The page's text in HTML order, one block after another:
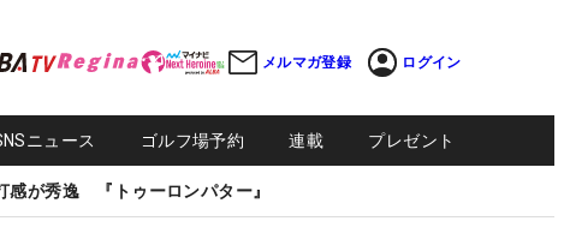
メルマガ登録 ログイン
ニュース ゴルフ場予約 連載 プレゼント
感が秀逸 『トゥーロンパター』